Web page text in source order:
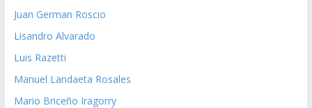
Juan German Roscio
Lisandro Alvarado
Luis Razetti
Manuel Landaeta Rosales
Mario Briceño Iragorry